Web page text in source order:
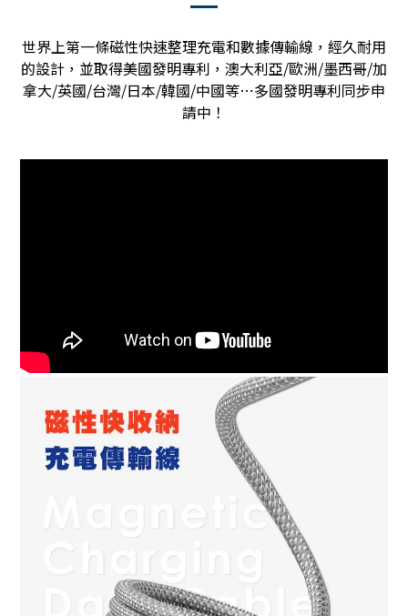
世界上第一條磁性快速整理充電和數據傳輸線，經久耐用
的設計，並取得美國發明專利，澳大利亞/歐洲/墨西哥/加
拿大/英國/台灣/日本/韓國/中國等⋯多國發明專利同步申
請中！